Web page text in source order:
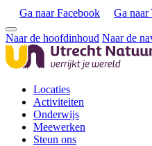
Ga naar Facebook
Ga naar
Naar de hoofdinhoud Naar de
Locaties
Activiteiten
Onderwijs
Meewerken
Steun ons